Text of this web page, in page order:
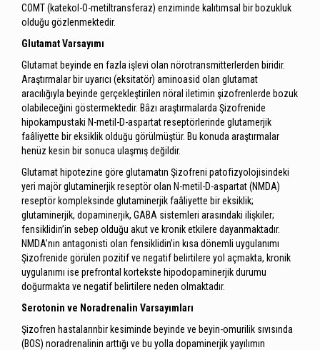
COMT (katekol-O-metiltransferaz) enziminde kalıtımsal bir bozukluk
olduğu gözlenmektedir.
Glutamat Varsayımı
Glutamat beyinde en fazla işlevi olan nörotransmitterlerden biridir.
Araştırmalar bir uyarıcı (eksitatör) aminoasid olan glutamat
aracılığıyla beyinde gerçekleştirilen nöral iletimin şizofrenlerde bozuk
olabileceğini göstermektedir. Bâzı araştırmalarda Şizofrenide
hipokampustaki N-metil-D-aspartat reseptörlerinde glutamerjik
faâliyette bir eksiklik olduğu görülmüştür. Bu konuda araştırmalar
henüz kesin bir sonuca ulaşmış değildir.
Glutamat hipotezine göre glutamatın Şizofreni patofizyolojisindeki
yeri majör glutaminerjik reseptör olan N-metil-D-aspartat (NMDA)
reseptör kompleksinde glutaminerjik faâliyette bir eksiklik;
glutaminerjik, dopaminerjik, GABA sistemleri arasındaki ilişkiler;
fensiklidin’in sebep olduğu akut ve kronik etkilere dayanmaktadır.
NMDA’nın antagonisti olan fensiklidin’in kısa dönemli uygulanımı
Şizofrenide görülen pozitif ve negatif belirtilere yol açmakta, kronik
uygulanımı ise prefrontal kortekste hipodopaminerjik durumu
doğurmakta ve negatif belirtilere neden olmaktadır.
Serotonin ve Noradrenalin Varsayımları
Şizofren hastalarınbir kesiminde beyinde ve beyin-omurilik sıvısında
(BOS) noradrenalinin arttığı ve bu yolla dopaminerjik yayılımın